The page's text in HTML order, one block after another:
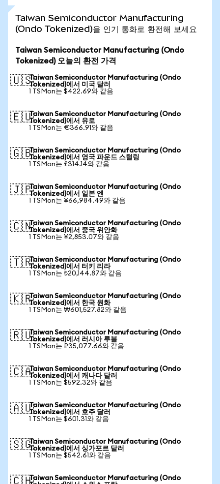
Taiwan Semiconductor Manufacturing
(Ondo Tokenized)을 인기 통화로 환전해 보세요
Taiwan Semiconductor Manufacturing (Ondo
Tokenized) 오늘의 환전 가격
🇺🇸Taiwan Semiconductor Manufacturing (Ondo
Tokenized)에서 미국 달러
1 TSMon는 $422.69와 같음
🇪🇺Taiwan Semiconductor Manufacturing (Ondo
Tokenized)에서 유로
1 TSMon는 €366.91와 같음
🇬🇧Taiwan Semiconductor Manufacturing (Ondo
Tokenized)에서 영국 파운드 스털링
1 TSMon는 £314.14와 같음
🇯🇵Taiwan Semiconductor Manufacturing (Ondo
Tokenized)에서 일본 엔
1 TSMon는 ¥66,984.49와 같음
🇨🇳Taiwan Semiconductor Manufacturing (Ondo
Tokenized)에서 중국 위안화
1 TSMon는 ¥2,853.07와 같음
🇹🇷Taiwan Semiconductor Manufacturing (Ondo
Tokenized)에서 터키 리라
1 TSMon는 ₺20,144.87와 같음
🇰🇷Taiwan Semiconductor Manufacturing (Ondo
Tokenized)에서 한국 원화
1 TSMon는 ₩601,527.82와 같음
🇷🇺Taiwan Semiconductor Manufacturing (Ondo
Tokenized)에서 러시아 루블
1 TSMon는 ₽35,077.66와 같음
🇨🇦Taiwan Semiconductor Manufacturing (Ondo
Tokenized)에서 캐나다 달러
1 TSMon는 $592.32와 같음
🇦🇺Taiwan Semiconductor Manufacturing (Ondo
Tokenized)에서 호주 달러
1 TSMon는 $601.31와 같음
🇸🇬Taiwan Semiconductor Manufacturing (Ondo
Tokenized)에서 싱가포르 달러
1 TSMon는 $542.61와 같음
🇨🇭Taiwan Semiconductor Manufacturing (Ondo